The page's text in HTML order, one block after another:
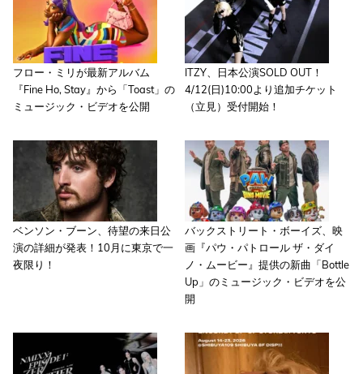
フロー・ミリが最新アルバム
『Fine Ho, Stay』から「Toast」の
ミュージック・ビデオを公開
ITZY、日本公演SOLD OUT！
4/12(日)10:00より追加チケット
（立見）受付開始！
ベンソン・ブーン、待望の来日公
演の詳細が発表！10月に東京で一
夜限り！
バックストリート・ボーイズ、映
画『パウ・パトロール ザ・ダイ
ノ・ムービー』提供の新曲「Bottle
Up」のミュージック・ビデオを公
開